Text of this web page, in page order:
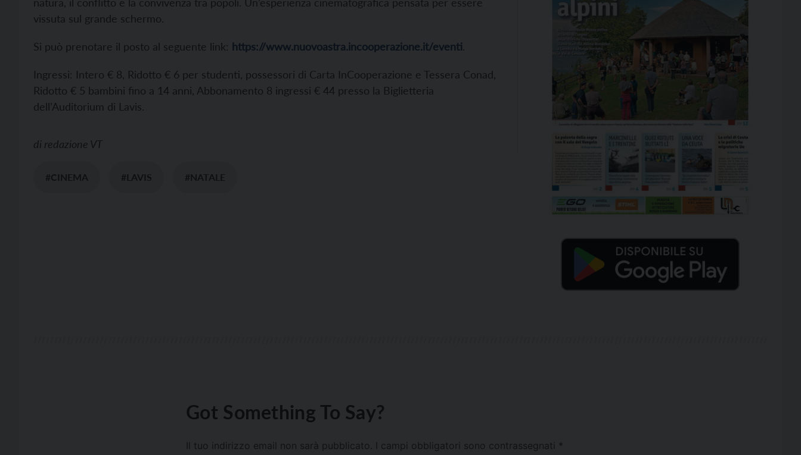
vissuta sul grande schermo.
Si può prenotare il posto al seguente link: https://www.nuovoastra.incooperazione.it/eventi.
Ingressi: Intero € 8, Ridotto € 6 per studenti, possessori di Carta InCooperazione e Tessera Conad,
Ridotto € 5 bambini fino a 14 anni, Abbonamento 8 ingressi € 44 presso la Biglietteria
dell’Auditorium di Lavis.
di redazione VT
#CINEMA #LAVIS #NATALE
Got Something To Say?
Il tuo indirizzo email non sarà pubblicato. I campi obbligatori sono contrassegnati *